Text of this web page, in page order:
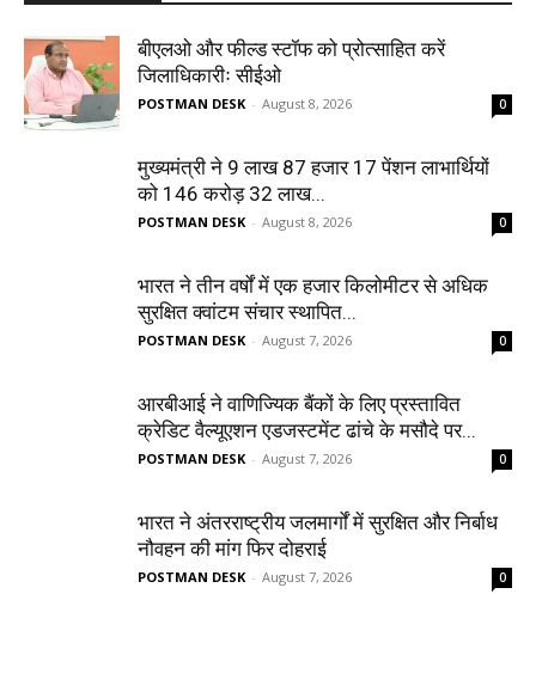
बीएलओ और फील्ड स्टॉफ को प्रोत्साहित करें
जिलाधिकारीः सीईओ
POSTMAN DESK - August 8, 2026 0
मुख्यमंत्री ने 9 लाख 87 हजार 17 पेंशन लाभार्थियों
को 146 करोड़ 32 लाख...
POSTMAN DESK - August 8, 2026 0
भारत ने तीन वर्षों में एक हजार किलोमीटर से अधिक
सुरक्षित क्वांटम संचार स्थापित...
POSTMAN DESK - August 7, 2026 0
आरबीआई ने वाणिज्यिक बैंकों के लिए प्रस्तावित
क्रेडिट वैल्यूएशन एडजस्टमेंट ढांचे के मसौदे पर...
POSTMAN DESK - August 7, 2026 0
भारत ने अंतरराष्ट्रीय जलमार्गों में सुरक्षित और निर्बाध
नौवहन की मांग फिर दोहराई
POSTMAN DESK - August 7, 2026 0